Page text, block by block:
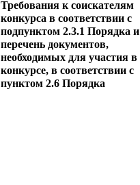
Требования к соискателям
конкурса в соответствии с
подпунктом 2.3.1 Порядка и
перечень документов,
необходимых для участия в
конкурсе, в соответствии с
пунктом 2.6 Порядка